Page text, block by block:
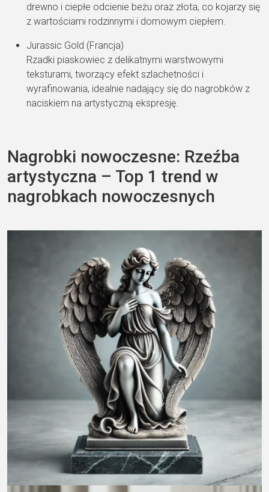
drewno i ciepłe odcienie beżu oraz złota, co kojarzy się
z wartościami rodzinnymi i domowym ciepłem.
Jurassic Gold (Francja)
Rzadki piaskowiec z delikatnymi warstwowymi
teksturami, tworzący efekt szlachetności i
wyrafinowania, idealnie nadający się do nagrobków z
naciskiem na artystyczną ekspresję.
Nagrobki nowoczesne: Rzeźba
artystyczna – Top 1 trend w
nagrobkach nowoczesnych